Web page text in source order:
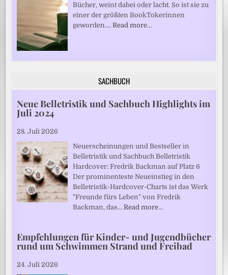
Bücher, weint dabei oder lacht. So ist sie zu
einer der größten BookTokerinnen
geworden.…Read more…
SACHBUCH
Neue Belletristik und Sachbuch Highlights im
Juli 2024
28. Juli 2026
Neuerscheinungen und Bestseller in
Belletristik und Sachbuch Belletristik
Hardcover: Fredrik Backman auf Platz 6
Der prominenteste Neueinstieg in den
Belletristik-Hardcover-Charts ist das Werk
"Freunde fürs Leben" von Fredrik
Backman, das…Read more…
Empfehlungen für Kinder- und Jugendbücher
rund um Schwimmen Strand und Freibad
24. Juli 2026